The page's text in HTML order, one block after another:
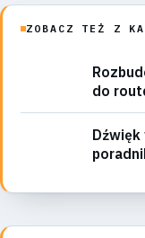
ZOBACZ TEŻ Z
do
Dźwięk